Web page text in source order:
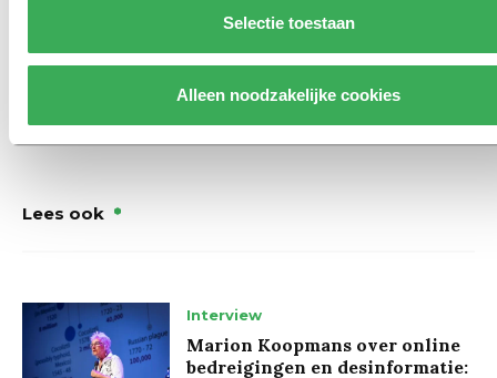
Selectie toestaan
Alleen noodzakelijke cookies
Lees ook
Interview
Marion Koopmans over online
bedreigingen en desinformatie: